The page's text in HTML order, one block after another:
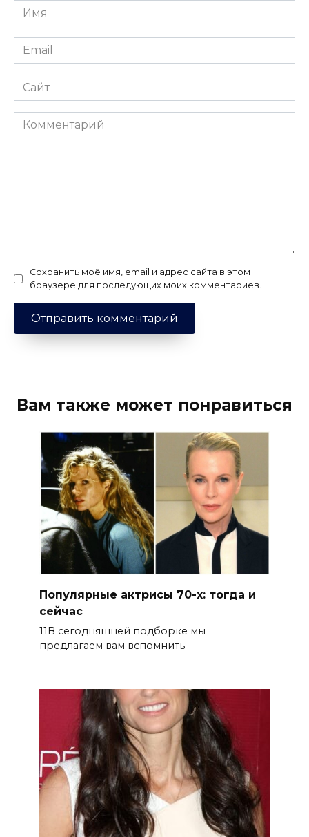
Имя
*
Email
*
Сайт
Комментарий
Сохранить моё имя, email и адрес сайта в этом
браузере для последующих моих комментариев.
Вам также может понравиться
Популярные актрисы 70-х: тогда и
сейчас
11В сегодняшней подборке мы
предлагаем вам вспомнить